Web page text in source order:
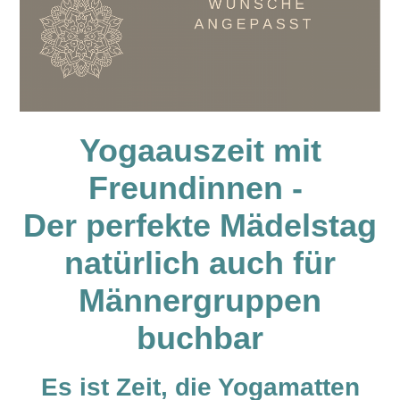
Yogaauszeit mit
Freundinnen -
Der perfekte Mädelstag
natürlich auch für
Männergruppen
buchbar
Es ist Zeit, die Yogamatten